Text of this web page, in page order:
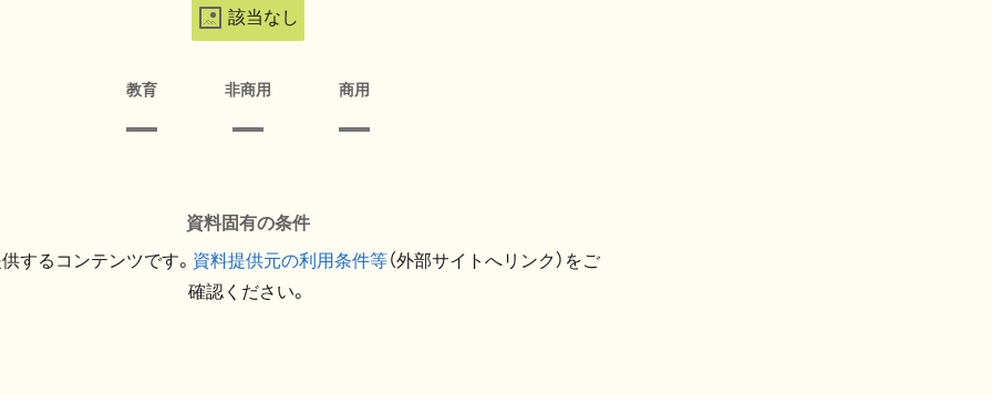
該当なし
教育 非商用 商用
資料固有の条件
するコンテンツです。 資料提供元の利用条件等（外部サイトへリンク）をご
確認ください。